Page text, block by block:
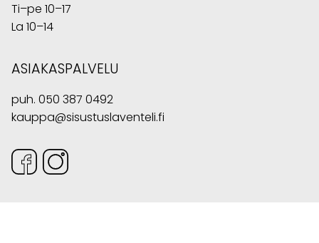
Ti–pe 10–17
La 10–14
ASIAKASPALVELU
puh. 050 387 0492
kauppa@sisustuslaventeli.fi